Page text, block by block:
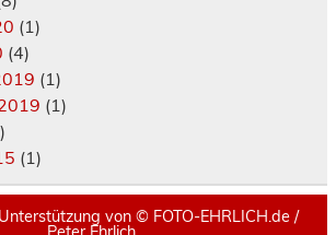
(1)
(4)
(1)
(1)
(1)
von ©️ FOTO-EHRLICH.de /